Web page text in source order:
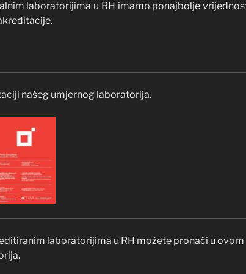
laboratorijima u RH imamo ponajbolje
našeg umjernog laboratorija.
laboratorijima u RH možete pronaći u ovom
.